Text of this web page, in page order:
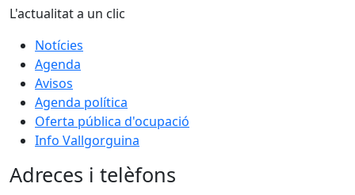
L'actualitat a un clic
Notícies
Agenda
Avisos
Agenda política
Oferta pública d'ocupació
Info Vallgorguina
Adreces i telèfons